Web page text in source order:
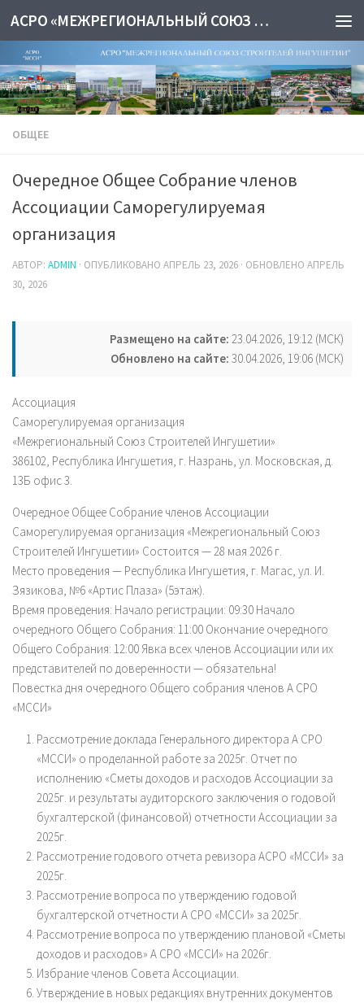
АСРО «МЕЖРЕГИОНАЛЬНЫЙ СОЮЗ СТРОИТЕЛЕЙ ИНГУШЕТИИ»
ОБЩЕЕ
Очередное Общее Собрание членов
Ассоциации Саморегулируемая
организация
АВТОР: ADMIN · ОПУБЛИКОВАНО АПРЕЛЬ 23, 2026 · ОБНОВЛЕНО АПРЕЛЬ
30, 2026
Размещено на сайте: 23.04.2026, 19:12 (МСК)
Обновлено на сайте: 30.04.2026, 19:06 (МСК)
Ассоциация
Саморегулируемая организация
«Межрегиональный Союз Строителей Ингушетии»
386102, Республика Ингушетия, г. Назрань, ул. Московская, д.
13Б офис 3.
Очередное Общее Собрание членов Ассоциации
Саморегулируемая организация «Межрегиональный Союз
Строителей Ингушетии» Состоится — 28 мая 2026 г.
Место проведения — Республика Ингушетия, г. Магас, ул. И.
Зязикова, №6 «Артис Плаза» (5этаж).
Время проведения: Начало регистрации: 09:30 Начало
очередного Общего Собрания: 11:00 Окончание очередного
Общего Собрания: 12:00 Явка всех членов Ассоциации или их
представителей по доверенности — обязательна!
Повестка дня очередного Общего собрания членов А СРО
«МССИ»
Рассмотрение доклада Генерального директора А СРО
«МССИ» о проделанной работе за 2025г. Отчет по
исполнению «Сметы доходов и расходов Ассоциации за
2025г. и результаты аудиторского заключения о годовой
бухгалтерской (финансовой) отчетности Ассоциации за
2025г.
Рассмотрение годового отчета ревизора АСРО «МССИ» за
2025г.
Рассмотрение вопроса по утверждению годовой
бухгалтерской отчетности А СРО «МССИ» за 2025г.
Рассмотрение вопроса по утверждению плановой «Сметы
доходов и расходов» А СРО «МССИ» на 2026г.
Избрание членов Совета Ассоциации.
Утверждение в новых редакциях внутренних документов